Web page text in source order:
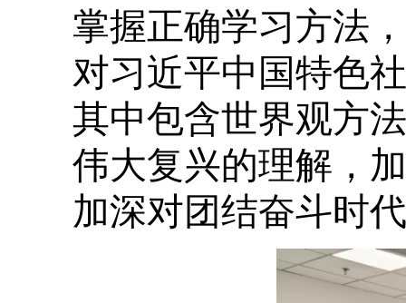
掌握正确学习方法
对习近平中国特色
其中包含世界观方
伟大复兴的理解，
加深对团结奋斗时